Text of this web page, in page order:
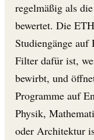
regelmäßig als
bewertet. Die
Studiengänge auf
Filter dafür ist,
bewirbt, und
Programme auf
Physik,
oder Architektur